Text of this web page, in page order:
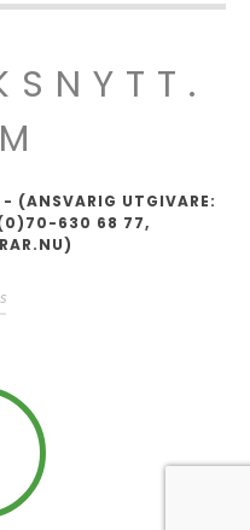
(ANSVARIG UTGIVARE:
(0)70-630 68 77,